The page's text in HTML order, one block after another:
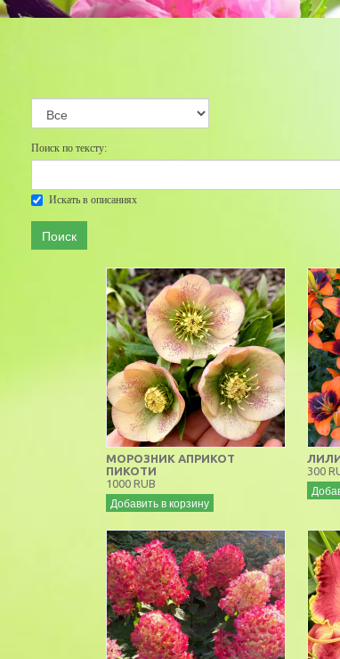
Поиск по тексту:
Искать в описаниях
Поиск
МОРОЗНИК АПРИКОТ
ПИКОТИ
1000 RUB
Добавить в корзину
300